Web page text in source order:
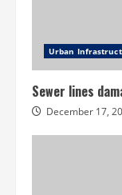
Urban
Sewer lines
December 17,